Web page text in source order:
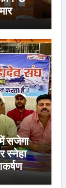
सजेगा
स्नेहा